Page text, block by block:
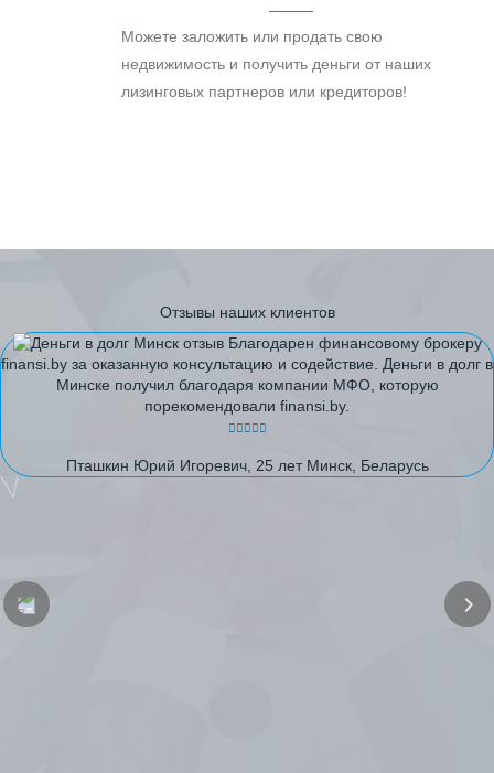
Можете заложить или продать свою
недвижимость и получить деньги от наших
лизинговых партнеров или кредиторов!
Отзывы наших клиентов
Благодарен финансовому брокеру
finansi.by за оказанную консультацию и содействие. Деньги в долг в
Минске получил благодаря компании МФО, которую
порекомендовали finansi.by.
Пташкин Юрий Игоревич, 25 лет Минск, Беларусь